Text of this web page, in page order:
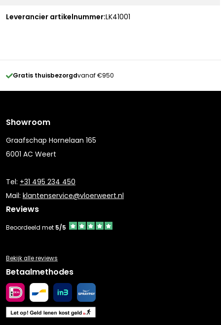
Leverancier artikelnummer:LK41001
Gratis thuisbezorgdvanaf €950
Showroom
Graafschap Hornelaan 165
6001 AC Weert
Tel: +31 495 234 450
Mail: klantenservice@vloerweert.nl
Reviews
Beoordeeld met 5/5
Bekijk alle reviews
Betaalmethodes